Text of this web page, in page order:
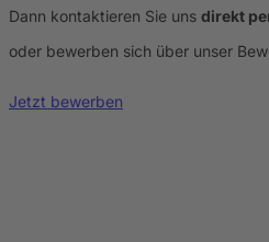
Dann kontaktieren Sie uns direkt
oder bewerben sich über unser
Jetzt bewerben